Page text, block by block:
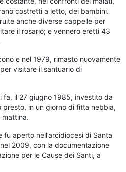
costretti a letto, dei bambini.
anche diverse cappelle per
il rosario; e vennero eretti 43
e nel 1979, rimasto nuovamente
visitare il santuario di
fa, il 27 giugno 1985, investito da
presto, in un giorno di fitta nebbia,
mattina.
aperto nell’arcidiocesi di Santa
2009, con la documentazione
per le Cause dei Santi, a